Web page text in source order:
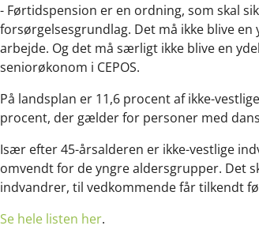
- Førtidspension er en ordning, som skal
forsørgelsesgrundlag. Det må ikke blive
arbejde. Og det må særligt ikke blive en
seniorøkonom i CEPOS.
På landsplan er 11,6 procent af ikke-
procent, der gælder for personer med
Især efter 45-årsalderen er ikke-vestlige
omvendt for de yngre aldersgrupper. Det
indvandrer, til vedkommende får tilkendt
Se hele listen her.